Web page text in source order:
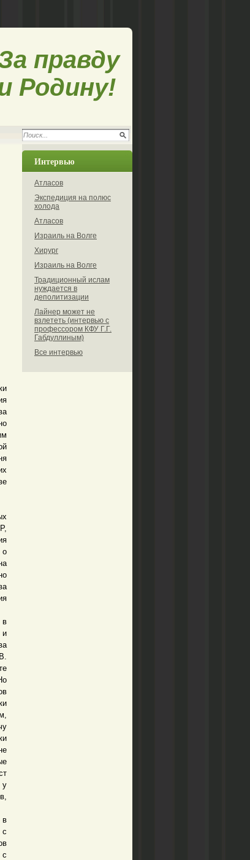
правду
Родину!
о
в
и
у
в
с
с
Интервью
Атласов
Экспедиция на полюс
холода
Атласов
Израиль на Волге
Хирург
Израиль на Волге
Традиционный ислам
нуждается в
деполитизации
Лайнер может не
взлететь (интервью с
профессором КФУ Г.Г.
Габдуллиным)
Все интервью